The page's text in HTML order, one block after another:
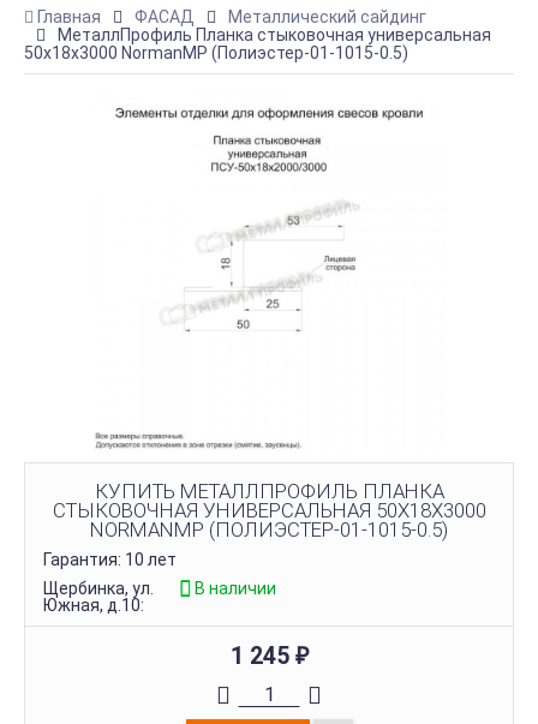
Главная ФАСАД
Металлический сайдинг
МеталлПрофиль Планка стыковочная универсальная
50х18х3000 NormanMP (Полиэстер-01-1015-0.5)
КУПИТЬ МЕТАЛЛПРОФИЛЬ ПЛАНКА
СТЫКОВОЧНАЯ УНИВЕРСАЛЬНАЯ 50Х18Х3000
NORMANMP (ПОЛИЭСТЕР-01-1015-0.5)
Гарантия: 10 лет
Щербинка, ул.
Южная, д.10:
В наличии
1 245 ₽